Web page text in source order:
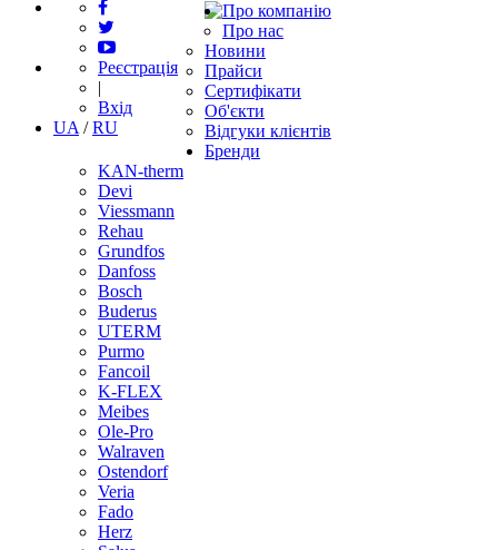
Реєстрація
|
Вхід
UA /RU
Про компанію
Про нас
Новини
Прайси
Сертифікати
Об'єкти
Відгуки клієнтів
Бренди
KAN-therm
Devi
Viessmann
Rehau
Grundfos
Danfoss
Bosch
Buderus
UTERM
Purmo
Fancoil
K-FLEX
Meibes
Ole-Pro
Walraven
Ostendorf
Veria
Fado
Herz